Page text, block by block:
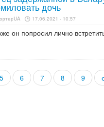
дочь
17.06.2021 - 10:57
он попросил лично
5 6 7 8 9